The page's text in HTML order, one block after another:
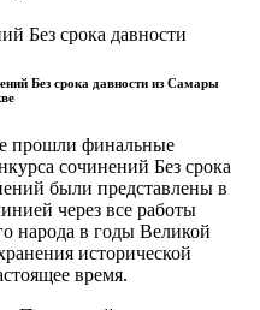
Без срока давности
Без срока давности из Самары
прошли финальные
сочинений Без срока
были представлены в
через все работы
народа в годы Великой
исторической
время.